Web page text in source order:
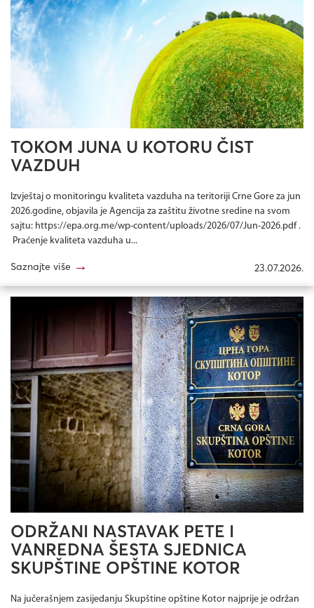
TOKOM JUNA U KOTORU ČIST
VAZDUH
Izvještaj o monitoringu kvaliteta vazduha na teritoriji Crne Gore za jun
2026.godine, objavila je Agencija za zaštitu životne sredine na svom
sajtu: https://epa.org.me/wp-content/uploads/2026/07/Jun-2026.pdf .
Praćenje kvaliteta vazduha u...
Saznajte više → 23.07.2026.
ODRŽANI NASTAVAK PETE I
VANREDNA ŠESTA SJEDNICA
SKUPŠTINE OPŠTINE KOTOR
Na jučerašnjem zasijedanju Skupštine opštine Kotor najprije je održan